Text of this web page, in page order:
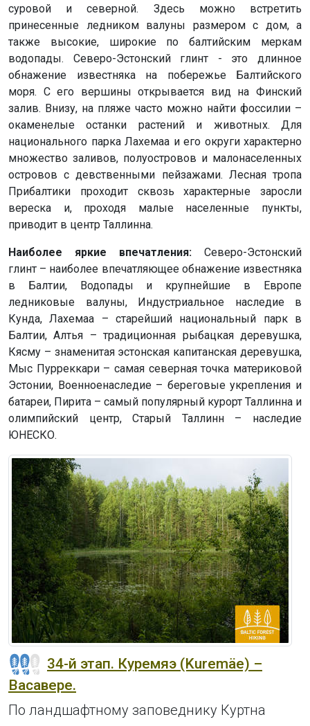
суровой и северной. Здесь можно встретить
принесенные ледником валуны размером с дом, а
также высокие, широкие по балтийским меркам
водопады. Северо-Эстонский глинт - это длинное
обнажение известняка на побережье Балтийского
моря. С его вершины открывается вид на Финский
залив. Внизу, на пляже часто можно найти фоссилии –
окаменелые останки растений и животных. Для
национального парка Лахемаа и его округи характерно
множество заливов, полуостровов и малонаселенных
островов с девственными пейзажами. Лесная тропа
Прибалтики проходит сквозь характерные заросли
вереска и, проходя малые населенные пункты,
приводит в центр Таллинна.
Наиболее яркие впечатления: Северо-Эстонский
глинт – наиболее впечатляющее обнажение известняка
в Балтии, Водопады и крупнейшие в Европе
ледниковые валуны, Индустриальное наследие в
Кунда, Лахемаа – старейший национальный парк в
Балтии, Алтья – традиционная рыбацкая деревушка,
Кясму – знаменитая эстонская капитанская деревушка,
Мыс Пурреккари – самая северная точка материковой
Эстонии, Военноенаследие – береговые укрепления и
батареи, Пирита – самый популярный курорт Таллинна и
олимпийский центр, Старый Таллинн – наследие
ЮНЕСКО.
34-й этап. Куремяэ (Kuremäe) –
Васавере.
По ландшафтному заповеднику Куртна